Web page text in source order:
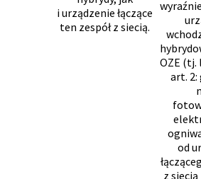
i urządzenie łączące
ten zespół z siecią.
OZE (tj.
art.
od
z